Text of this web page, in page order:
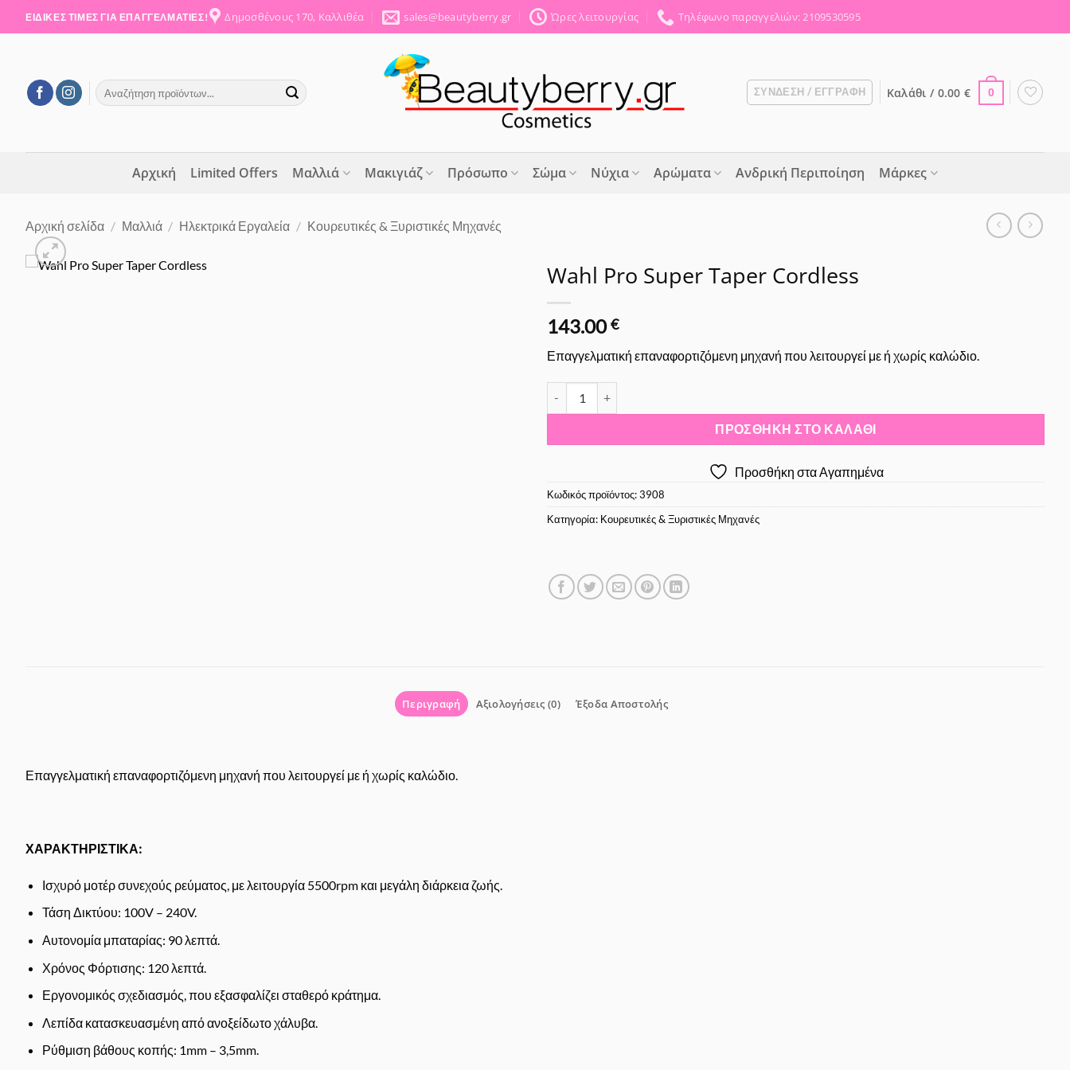
ΕΙΔΙΚΕΣ ΤΙΜΕΣ ΓΙΑ ΕΠΑΓΓΕΛΜΑΤΙΕΣ! Δημοσθένους 170, Καλλιθέα sales@beautyberry.gr Ώρες λειτουργίας Τηλέφωνο παραγγελιών: 2109530595
Αναζήτηση
για:
ΣΎΝΔΕΣΗ / ΕΓΓΡΑΦΉ Καλάθι / 0.00 € 0
Αρχική Limited Offers Μαλλιά Μακιγιάζ Πρόσωπο Σώμα Νύχια Αρώματα Ανδρική Περιποίηση Μάρκες
Αρχική σελίδα / Μαλλιά / Ηλεκτρικά Εργαλεία / Κουρευτικές & Ξυριστικές Μηχανές
Wahl Pro Super Taper Cordless
143.00€
Επαγγελματική επαναφορτιζόμενη μηχανή που λειτουργεί με ή χωρίς καλώδιο.
ΠΡΟΣΘΉΚΗ ΣΤΟ ΚΑΛΆΘΙ
Προσθήκη στα Αγαπημένα
Κωδικός προϊόντος:3908
Κατηγορία: Κουρευτικές & Ξυριστικές Μηχανές
Περιγραφή Αξιολογήσεις (0) Έξοδα Αποστολής
Επαγγελματική επαναφορτιζόμενη μηχανή που λειτουργεί με ή χωρίς καλώδιο.
ΧΑΡΑΚΤΗΡΙΣΤΙΚΑ:
Ισχυρό μοτέρ συνεχούς ρεύματος, με λειτουργία 5500rpm και μεγάλη διάρκεια ζωής.
Τάση Δικτύου: 100V – 240V.
Αυτονομία μπαταρίας: 90 λεπτά.
Χρόνος Φόρτισης: 120 λεπτά.
Εργονομικός σχεδιασμός, που εξασφαλίζει σταθερό κράτημα.
Λεπίδα κατασκευασμένη από ανοξείδωτο χάλυβα.
Ρύθμιση βάθους κοπής: 1mm – 3,5mm.